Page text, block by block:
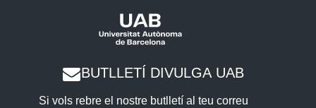
BUTLLETÍ DIVULGA UAB
Si vols rebre el nostre butlletí al teu correu